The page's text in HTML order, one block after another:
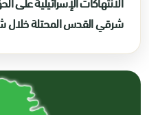
شرقي القدس المحتلة خلال شهر